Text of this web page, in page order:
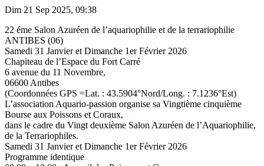
Dim 21 Sep 2025, 09:38
22 éme Salon Azuréen de l’aquariophilie et de la terrariophilie
ANTIBES (06)
Samedi 31 Janvier et Dimanche 1er Février 2026
Chapiteau de l’Espace du Fort Carré
6 avenue du 11 Novembre,
06600 Antibes
(Coordonnées GPS =Lat. : 43.5904°Nord/Long. : 7.1236°Est)
L’association Aquario-passion organise sa Vingtième cinquième
Bourse aux Poissons et Coraux,
dans le cadre du Vingt deuxième Salon Azuréen de l’Aquariophilie,
de la Terrariophiles.
Samedi 31 Janvier et Dimanche 1er Février 2026
Programme identique